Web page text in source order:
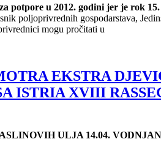
potpore u 2012. godini jer je rok
poljoprivrednih gospodarstava,
mogu pročitati u
EKSTRA
ISTRIA XVIII
ULJA 14.04.